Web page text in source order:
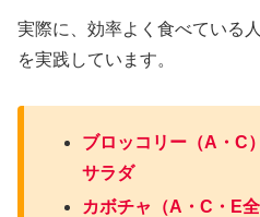
実際に、効率よく食べている
を実践しています。
ブロッコリー（A・C
サラダ
カボチャ（A・C・E